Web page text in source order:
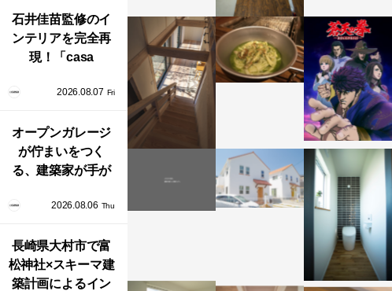
型ショールームが
オープン！
石井佳苗監修のイ
ンテリアを完全再
現！「casa
リンネル）」で叶
ルな部屋づくり。
2026.08.07 Fri
オープンガレージ
が佇まいをつく
る、建築家が手が
まい「ふわりと浮
い」
2026.08.06 Thu
長崎県大村市で富
松神社×スキーマ建
築計画によるイン